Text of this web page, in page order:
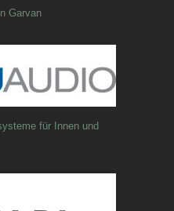
Garvan
für Innen und